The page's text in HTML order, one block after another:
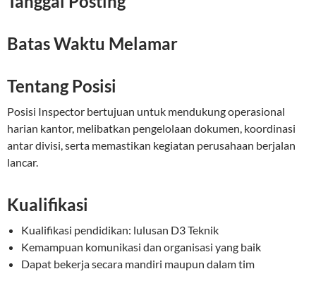
Batas Waktu Melamar
Tentang Posisi
Posisi Inspector bertujuan untuk mendukung operasional
harian kantor, melibatkan pengelolaan dokumen, koordinasi
antar divisi, serta memastikan kegiatan perusahaan berjalan
lancar.
Kualifikasi
Kualifikasi pendidikan: lulusan D3 Teknik
Kemampuan komunikasi dan organisasi yang baik
Dapat bekerja secara mandiri maupun dalam tim